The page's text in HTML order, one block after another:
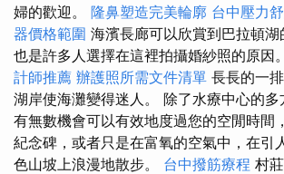
婦的歡迎。 隆鼻塑造完美輪廓 台中壓力
器價格範圍 海濱長廊可以欣賞到巴拉頓
也是許多人選擇在這裡拍攝婚紗照的原因。
計師推薦 辦護照所需文件清單 長長的一
湖岸使海灘變得迷人。 除了水療中心的多
有無數機會可以有效地度過您的空閒時間
紀念碑，或者只是在富氧的空氣中，在引
色山坡上浪漫地散步。 台中撥筋療程 村